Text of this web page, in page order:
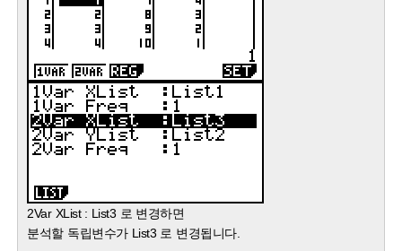
2Var XList : List3 로 변경하면
분석할 독립변수가 List3 로 변경됩니다.